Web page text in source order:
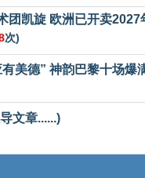
团凯旋 欧洲已开卖2027
次)
美德” 神韵巴黎十场爆
文章......)